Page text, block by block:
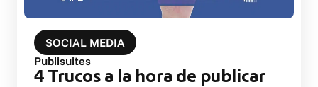
SOCIAL MEDIA
Publisuites
4 Trucos a la hora de publicar